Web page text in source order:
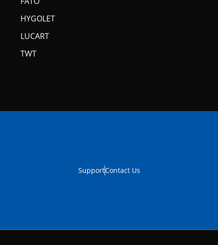
HYGOLET
LUCART
TWT
SupportContact Us